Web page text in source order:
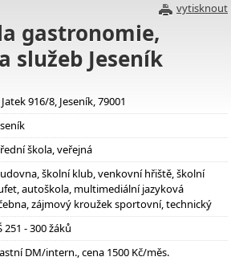
vytisknout
gastronomie,
služeb Jeseník
916/8, Jeseník, 79001
škola, veřejná
školní klub, venkovní hřiště, školní
autoškola, multimediální jazyková
zájmový kroužek sportovní, technický
251 - 300 žáků
DM/intern., cena 1500 Kč/měs.